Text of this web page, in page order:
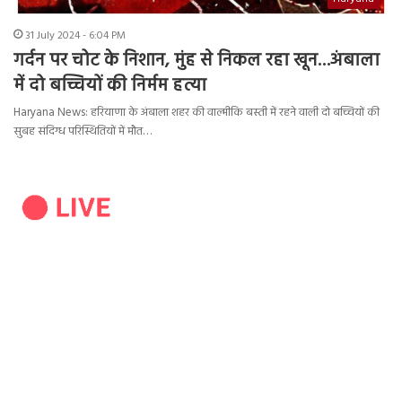
31 July 2024 - 6:04 PM
गर्दन पर चोट के निशान, मुंह से निकल रहा खून…अंबाला
में दो बच्चियों की निर्मम हत्या
Haryana News: हरियाणा के अंबाला शहर की वाल्मीकि बस्ती में रहने वाली दो बच्चियों की
सुबह संदिग्ध परिस्थितियों में मौत…